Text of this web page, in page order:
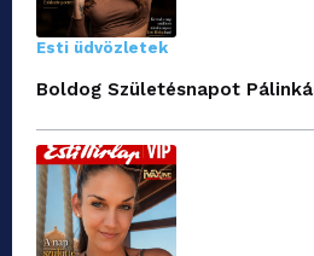
Esti üdvözletek
Boldog Születésnapot